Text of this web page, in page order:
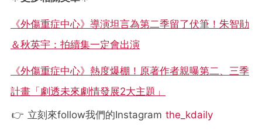
《外傷重症中心》導演坦言為第二季留了伏筆！朱智勛
＆秋英宇：拍續集一定會出演
《外傷重症中心》熱度爆棚！原著作者親曝第二、三季
計畫「劇透未來劇情發展2大主題」
👉 立刻來follow我們的Instagram the_kdaily